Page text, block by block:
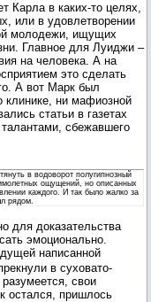
Карла в каких-то целях,
или в удовлетворении
молодежи, ищущих
Главное для Луиджи –
на человека. А на
это сделать
А вот Марк был
ни мафиозной
статьи в газетах
сбежавшего
в водоворот полугипнозный
ощущений, но описанных
каждого. И так было жалко за
рядом.
для доказательства
эмоционально.
написанной
в суховато-
свои
остался, пришлось